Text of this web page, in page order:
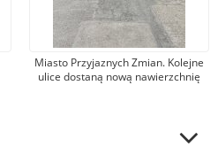
Miasto Przyjaznych Zmian. Kolejne
ulice dostaną nową nawierzchnię